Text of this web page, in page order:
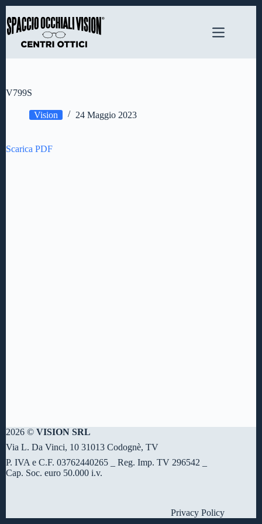
al
contenuto
V799S
Vision 24 Maggio 2023
Scarica PDF
2026 © VISION SRL
Via L. Da Vinci, 10 31013 Codognè, TV
P. IVA e C.F. 03762440265 _ Reg. Imp. TV 296542 _
Cap. Soc. euro 50.000 i.v.
Privacy Policy